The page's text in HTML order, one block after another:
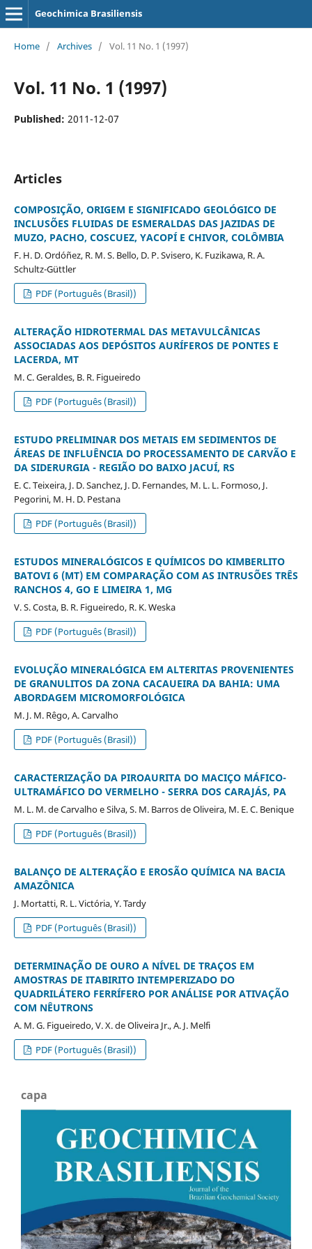
Geochimica Brasiliensis
Home / Archives / Vol. 11 No. 1 (1997)
Vol. 11 No. 1 (1997)
Published: 2011-12-07
Articles
COMPOSIÇÃO, ORIGEM E SIGNIFICADO GEOLÓGICO DE
INCLUSÕES FLUIDAS DE ESMERALDAS DAS JAZIDAS DE
MUZO, PACHO, COSCUEZ, YACOPÍ E CHIVOR, COLÔMBIA
F. H. D. Ordóñez, R. M. S. Bello, D. P. Svisero, K. Fuzikawa, R. A.
Schultz-Güttler
PDF (Português (Brasil))
ALTERAÇÃO HIDROTERMAL DAS METAVULCÂNICAS
ASSOCIADAS AOS DEPÓSITOS AURÍFEROS DE PONTES E
LACERDA, MT
M. C. Geraldes, B. R. Figueiredo
PDF (Português (Brasil))
ESTUDO PRELIMINAR DOS METAIS EM SEDIMENTOS DE
ÁREAS DE INFLUÊNCIA DO PROCESSAMENTO DE CARVÃO E
DA SIDERURGIA - REGIÃO DO BAIXO JACUÍ, RS
E. C. Teixeira, J. D. Sanchez, J. D. Fernandes, M. L. L. Formoso, J.
Pegorini, M. H. D. Pestana
PDF (Português (Brasil))
ESTUDOS MINERALÓGICOS E QUÍMICOS DO KIMBERLITO
BATOVI 6 (MT) EM COMPARAÇÃO COM AS INTRUSÕES TRÊS
RANCHOS 4, GO E LIMEIRA 1, MG
V. S. Costa, B. R. Figueiredo, R. K. Weska
PDF (Português (Brasil))
EVOLUÇÃO MINERALÓGICA EM ALTERITAS PROVENIENTES
DE GRANULITOS DA ZONA CACAUEIRA DA BAHIA: UMA
ABORDAGEM MICROMORFOLÓGICA
M. J. M. Rêgo, A. Carvalho
PDF (Português (Brasil))
CARACTERIZAÇÃO DA PIROAURITA DO MACIÇO MÁFICO-
ULTRAMÁFICO DO VERMELHO - SERRA DOS CARAJÁS, PA
M. L. M. de Carvalho e Silva, S. M. Barros de Oliveira, M. E. C. Benique
PDF (Português (Brasil))
BALANÇO DE ALTERAÇÃO E EROSÃO QUÍMICA NA BACIA
AMAZÔNICA
J. Mortatti, R. L. Victória, Y. Tardy
PDF (Português (Brasil))
DETERMINAÇÃO DE OURO A NÍVEL DE TRAÇOS EM
AMOSTRAS DE ITABIRITO INTEMPERIZADO DO
QUADRILÁTERO FERRÍFERO POR ANÁLISE POR ATIVAÇÃO
COM NÊUTRONS
A. M. G. Figueiredo, V. X. de Oliveira Jr., A. J. Melfi
PDF (Português (Brasil))
capa